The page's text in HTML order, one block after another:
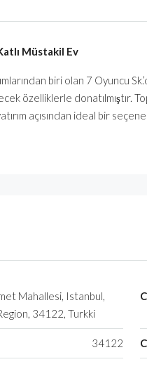
Müstakil Ev
biri olan 7 Oyuncu
özelliklerle donatılmıştır.
açısından ideal bir
Mahallesi, Istanbul,
34122, Turkki
34122